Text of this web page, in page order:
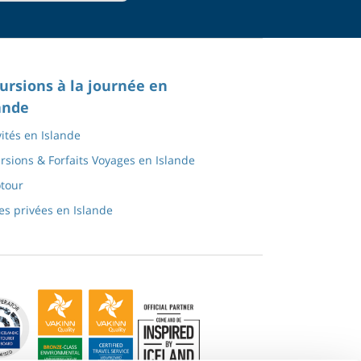
à la journée en
en Islande
& Forfaits Voyages en Islande
privées en Islande